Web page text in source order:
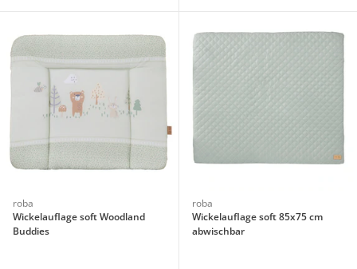
roba
Wickelauflage soft Woodland
Buddies
roba
Wickelauflage soft 85x75 cm
abwischbar